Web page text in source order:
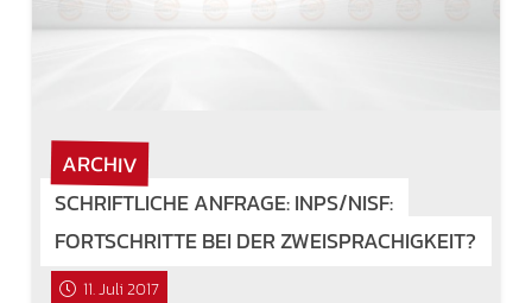
ARCHIV
SCHRIFTLICHE ANFRAGE: INPS/NISF:
FORTSCHRITTE BEI DER ZWEISPRACHIGKEIT?
11. Juli 2017